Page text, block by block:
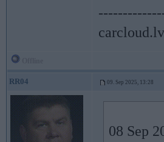
carcloud.lv
RR04 09. Sep 2025, 13:28
08 Sep